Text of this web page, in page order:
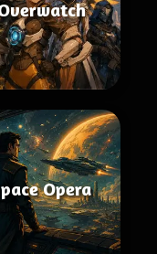
Opera